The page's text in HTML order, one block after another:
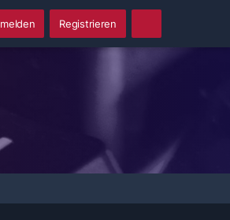
Registrieren